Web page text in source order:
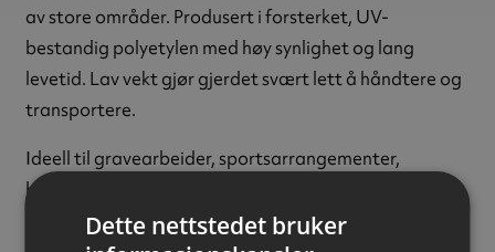
av store områder. Produsert i forsterket, UV-
bestandig polyetylen med høy synlighet og lang
levetid. Lav vekt gjør gjerdet svært lett å håndtere og
transportere.
Ideell til gravearbeider, sportsarrangementer,
byggeplasser, avsperring av farlige områder osv.
Oransje
Dette nettstedet bruker